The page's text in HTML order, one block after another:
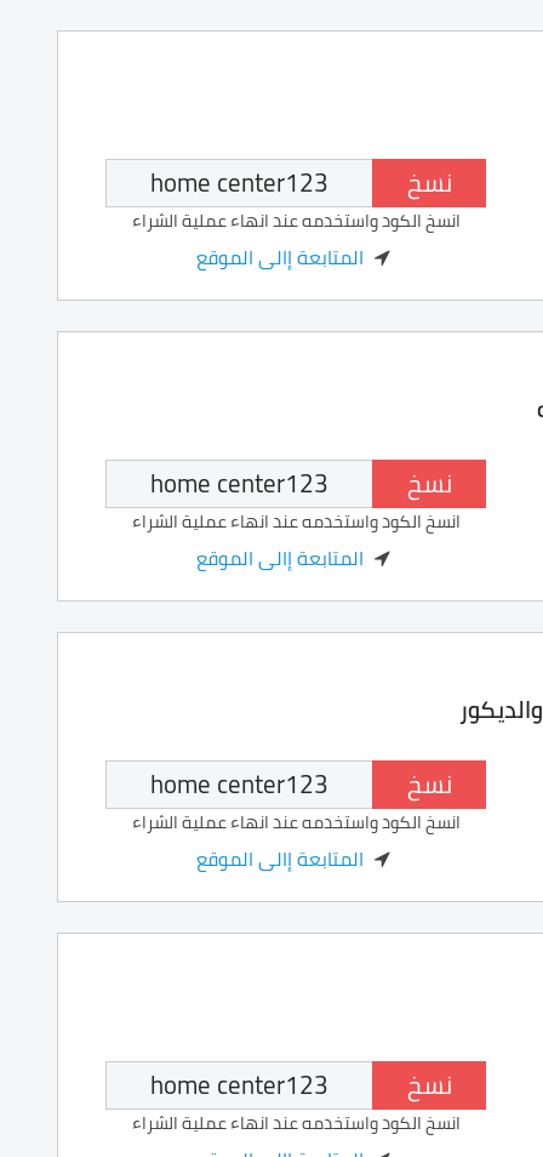
نسخ
انسخ الكود واستخدمه عند انهاء عملية الشراء
المتابعة إالى الموقع
نسخ
انسخ الكود واستخدمه عند انهاء عملية الشراء
المتابعة إالى الموقع
نسخ
انسخ الكود واستخدمه عند انهاء عملية الشراء
المتابعة إالى الموقع
نسخ
انسخ الكود واستخدمه عند انهاء عملية الشراء